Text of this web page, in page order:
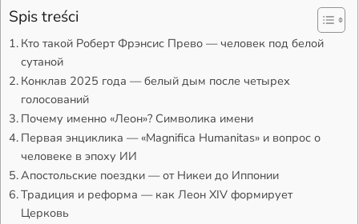
Spis treści
Кто такой Роберт Фрэнсис Прево — человек под белой
сутаной
Конклав 2025 года — белый дым после четырех
голосований
Почему именно «Леон»? Символика имени
Первая энциклика — «Magnifica Humanitas» и вопрос о
человеке в эпоху ИИ
Апостольские поездки — от Никеи до Иппонии
Традиция и реформа — как Леон XIV формирует
Церковь